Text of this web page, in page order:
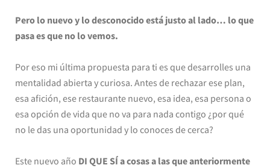
Pero lo nuevo y lo desconocido está justo al lado… lo que
pasa es que no lo vemos.
Por eso mi última propuesta para ti es que desarrolles una
mentalidad abierta y curiosa. Antes de rechazar ese plan,
esa afición, ese restaurante nuevo, esa idea, esa persona o
esa opción de vida que no va para nada contigo ¿por qué
no le das una oportunidad y lo conoces de cerca?
Este nuevo año DI QUE SÍ a cosas a las que anteriormente